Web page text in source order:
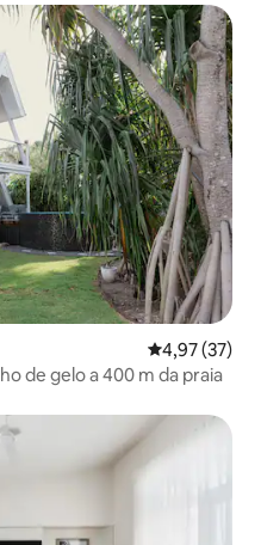
4,97 de uma
4,97 (37)
de gelo a 400 m da praia